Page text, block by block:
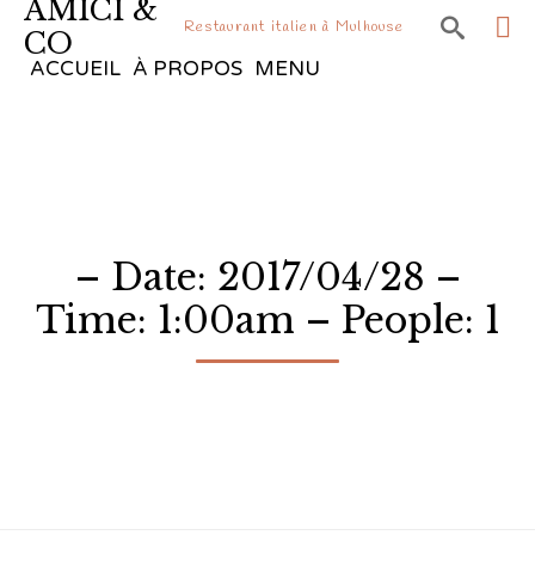
AMICI &
CO
Restaurant italien à Mulhouse 
ACCUEIL À PROPOS MENU
– Date: 2017/04/28 –
Time: 1:00am – People: 1